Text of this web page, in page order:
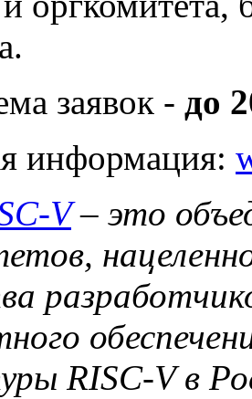
заявок - до
информация:
V– это
RISC-V в